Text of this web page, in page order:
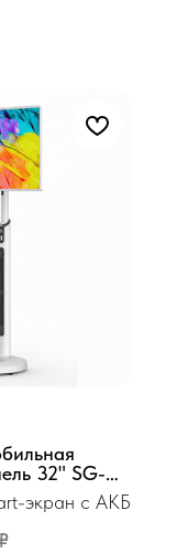
32" SG-
экран с АКБ